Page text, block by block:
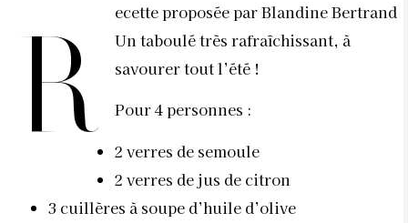
R
ecette proposée par Blandine Bertrand
Un taboulé très rafraîchissant, à
savourer tout l’été !
Pour 4 personnes :
2 verres de semoule
2 verres de jus de citron
3 cuillères à soupe d’huile d’olive